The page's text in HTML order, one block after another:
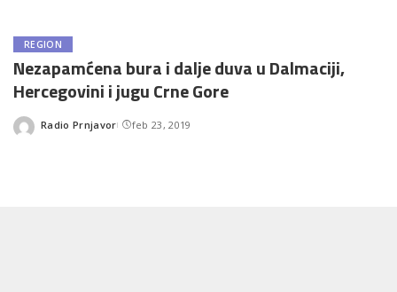
REGION
Nezapamćena bura i dalje duva u Dalmaciji,
Hercegovini i jugu Crne Gore
Posted
Radio Prnjavor feb 23, 2019